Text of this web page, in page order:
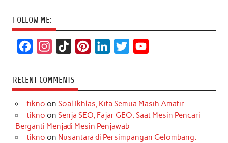
FOLLOW ME:
c
e
b
o
s
t
a
r
k
T
o
k
t
e
r
e
k
e
d
I
t
t
r
T
u
e
RECENT COMMENTS
tikno on Soal Ikhlas, Kita Semua Masih Amatir
tikno on Senja SEO, Fajar GEO: Saat Mesin Pencari
Berganti Menjadi Mesin Penjawab
tikno on Nusantara di Persimpangan Gelombang: